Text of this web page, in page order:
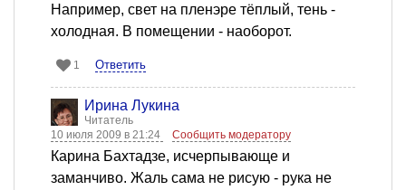
Например, свет на пленэре тёплый, тень -
холодная. В помещении - наоборот.
1 Ответить
Ирина Лукина
Читатель
10 июля 2009 в 21:24
Сообщить модератору
Карина Бахтадзе, исчерпывающе и
заманчиво. Жаль сама не рисую - рука не